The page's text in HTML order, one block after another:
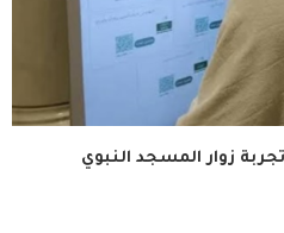
زوار المسجد النبوي